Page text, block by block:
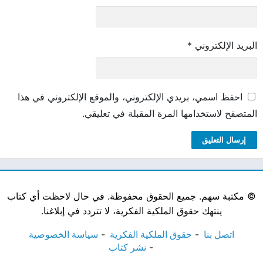
البريد الإلكتروني *
احفظ اسمي، بريدي الإلكتروني، والموقع الإلكتروني في هذا
المتصفح لاستخدامها المرة المقبلة في تعليقي.
© مكتبة سهم. جميع الحقوق محفوظة. في حال لاحظت أي كتاب
ينتهك حقوق الملكية الفكرية، لا تتردد في إبلاغنا.
اتصل بنا حقوق الملكية الفكرية
سياسة الخصوصية
نشر كتاب